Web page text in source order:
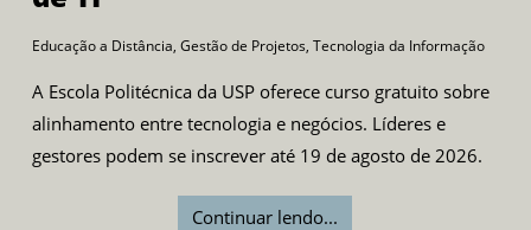
Educação a Distância, Gestão de Projetos, Tecnologia da Informação
A Escola Politécnica da USP oferece curso gratuito sobre
alinhamento entre tecnologia e negócios. Líderes e
gestores podem se inscrever até 19 de agosto de 2026.
Continuar lendo...